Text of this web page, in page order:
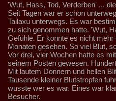
'Wut, Hass, Tod, Verderben' ...
Seit Tagen war er schon
Tailaxu unterwegs. Es war
zu sich genommen hatte. 'Wut,
Gefühle. Er konnte es nicht
Monaten gesehen. So viel Blut,
Vor drei, vier Wochen hatte es
seinem Posten gewesen.
Mit lautem Donnern und hellen
Tausende kleiner Blutstropfen
wusste wer es war. Eines war
Besucher.